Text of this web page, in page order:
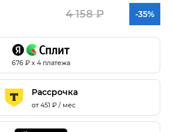
4 158 ₽ -35%
676 ₽ х 4 платежа
Рассрочка
от451 ₽ / мес